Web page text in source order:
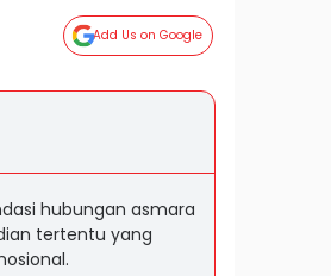
Add Us on Google
hubungan asmara
tertentu yang